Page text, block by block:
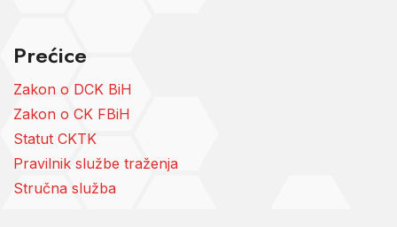
Prećice
Zakon o DCK BiH
Zakon o CK FBiH
Statut CKTK
Pravilnik službe traženja
Stručna služba